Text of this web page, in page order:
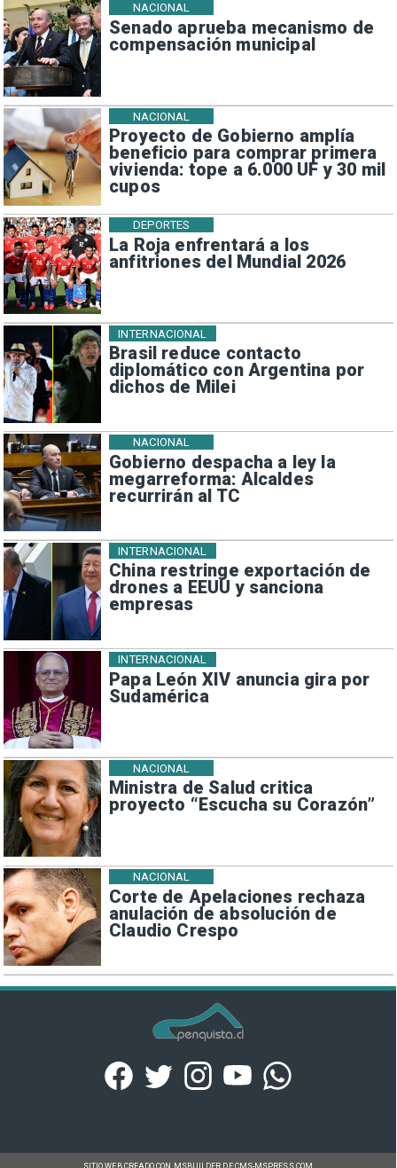
Senado aprueba mecanismo de
compensación municipal
NACIONAL
Proyecto de Gobierno amplía
beneficio para comprar primera
vivienda: tope a 6.000 UF y 30 mil
cupos
NACIONAL
La Roja enfrentará a los
anfitriones del Mundial 2026
DEPORTES
Brasil reduce contacto
diplomático con Argentina por
dichos de Milei
INTERNACIONAL
Gobierno despacha a ley la
megarreforma: Alcaldes
recurrirán al TC
NACIONAL
China restringe exportación de
drones a EEUU y sanciona
empresas
INTERNACIONAL
Papa León XIV anuncia gira por
Sudamérica
INTERNACIONAL
Ministra de Salud critica
proyecto “Escucha su Corazón”
NACIONAL
Corte de Apelaciones rechaza
anulación de absolución de
Claudio Crespo
NACIONAL